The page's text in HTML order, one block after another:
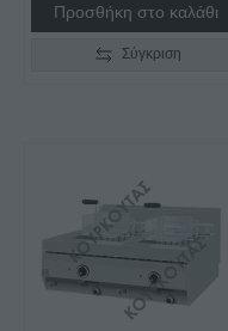
Προσθήκη στο καλάθι
Σύγκριση